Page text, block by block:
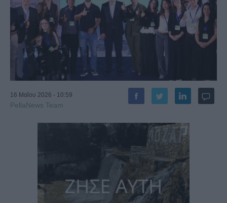
16 Μαΐου 2026 - 10:59
PellaNews Team